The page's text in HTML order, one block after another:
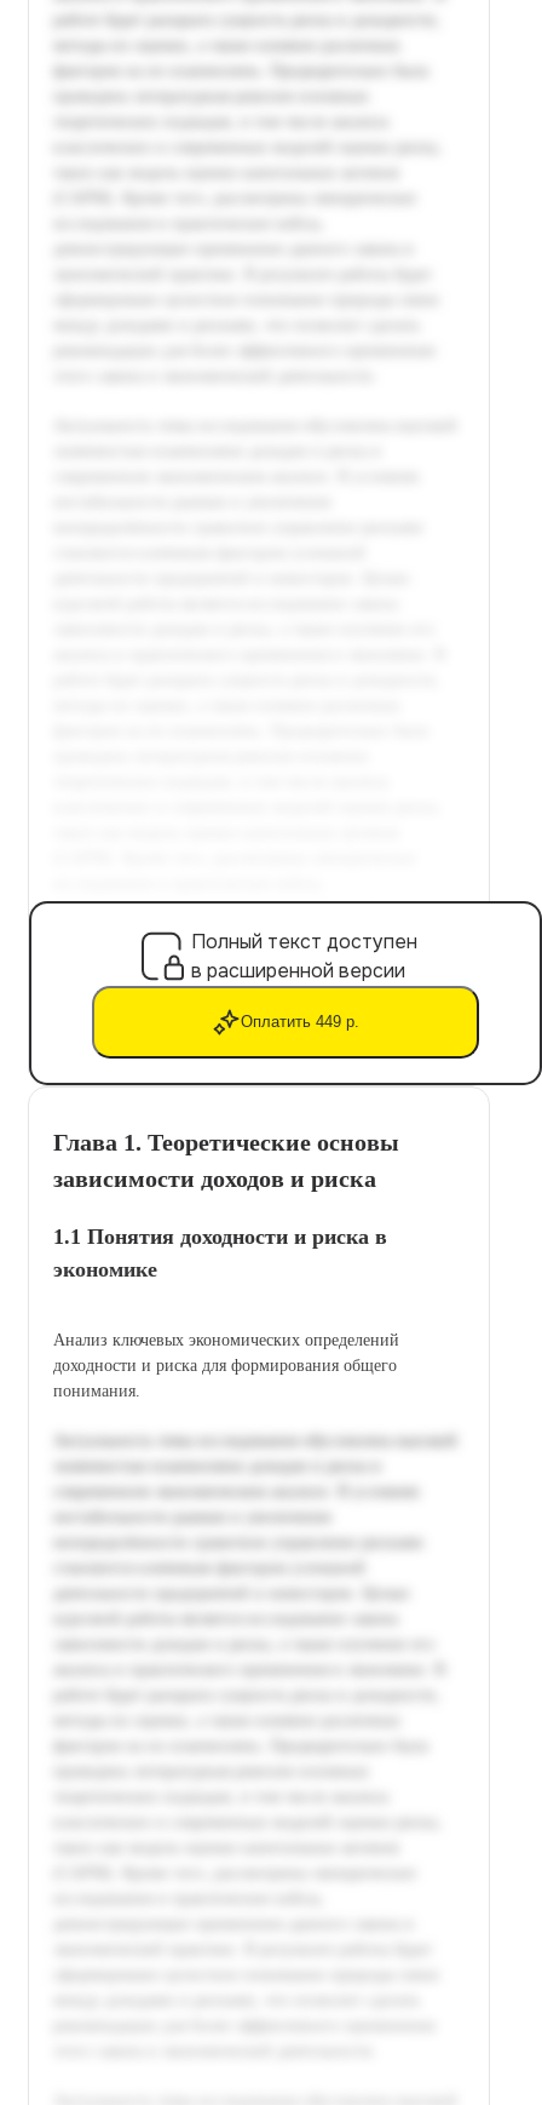
Полный текст доступен
в расширенной версии
Оплатить 449 р.
Глава 1. Теоретические основы
зависимости доходов и риска
1.1 Понятия доходности и риска в
экономике
Анализ ключевых экономических определений
доходности и риска для формирования общего
понимания.